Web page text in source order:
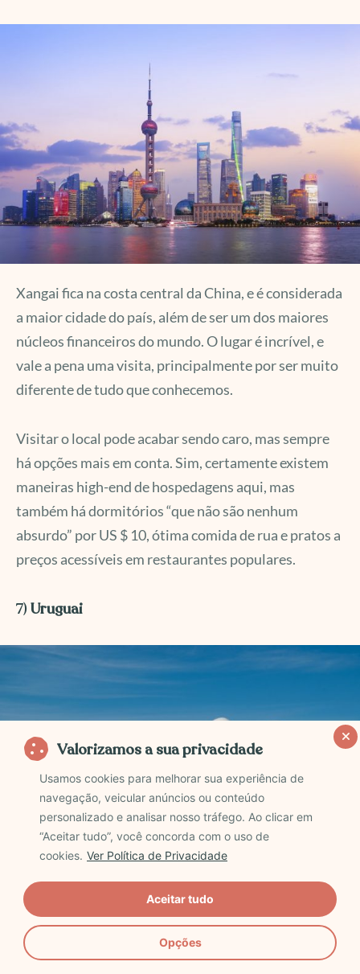
Valorizamos a sua privacidade
Usamos cookies para melhorar sua experiência de
navegação, veicular anúncios ou conteúdo
personalizado e analisar nosso tráfego. Ao clicar em
“Aceitar tudo”, você concorda com o uso de
cookies. Ver Política de Privacidade
Opções
Aceitar tudo
Xangai fica na costa central da China, e é considerada
a maior cidade do país, além de ser um dos maiores
núcleos financeiros do mundo. O lugar é incrível, e
vale a pena uma visita, principalmente por ser muito
diferente de tudo que conhecemos.
Visitar o local pode acabar sendo caro, mas sempre
há opções mais em conta. Sim, certamente existem
maneiras high-end de hospedagens aqui, mas
também há dormitórios “que não são nenhum
absurdo” por US $ 10, ótima comida de rua e pratos a
preços acessíveis em restaurantes populares.
7) Uruguai
Punta del Este, Uruguai
Bem pertinho do Brasil, o Uruguai é com certeza uma
das 10 melhores internacionais que você pode fazer!